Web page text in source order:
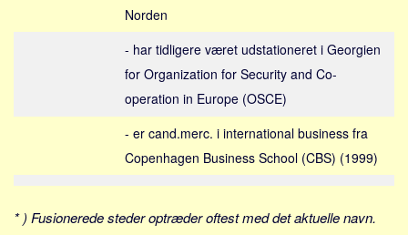
Job
Pension og opsparing
Social sikring og sundhed
Alle
Norden
- har tidligere været udstationeret i Georgien
for Organization for Security and Co-
operation in Europe (OSCE)
- er cand.merc. i international business fra
Copenhagen Business School (CBS) (1999)
* ) Fusionerede steder optræder oftest med det aktuelle navn.